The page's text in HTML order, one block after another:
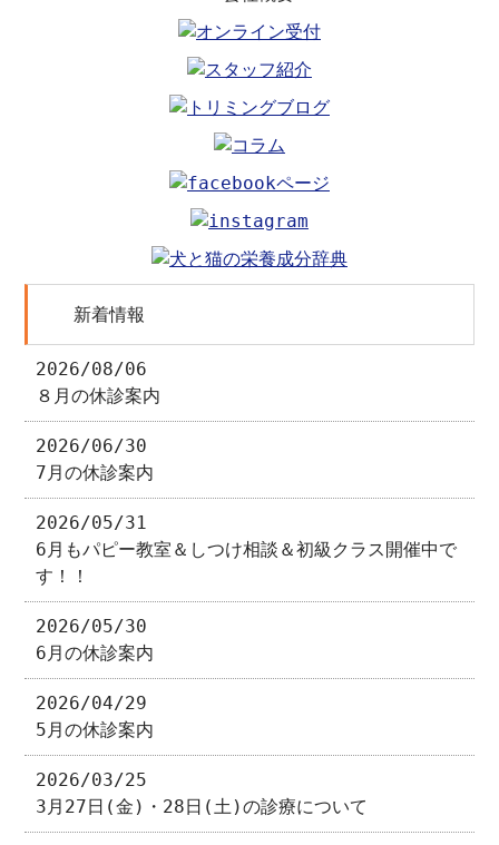
新着情報
2026/08/06
８月の休診案内
2026/06/30
7月の休診案内
2026/05/31
6月もパピー教室＆しつけ相談＆初級クラス開催中で
す！！
2026/05/30
6月の休診案内
2026/04/29
5月の休診案内
2026/03/25
3月27日(金)・28日(土)の診療について